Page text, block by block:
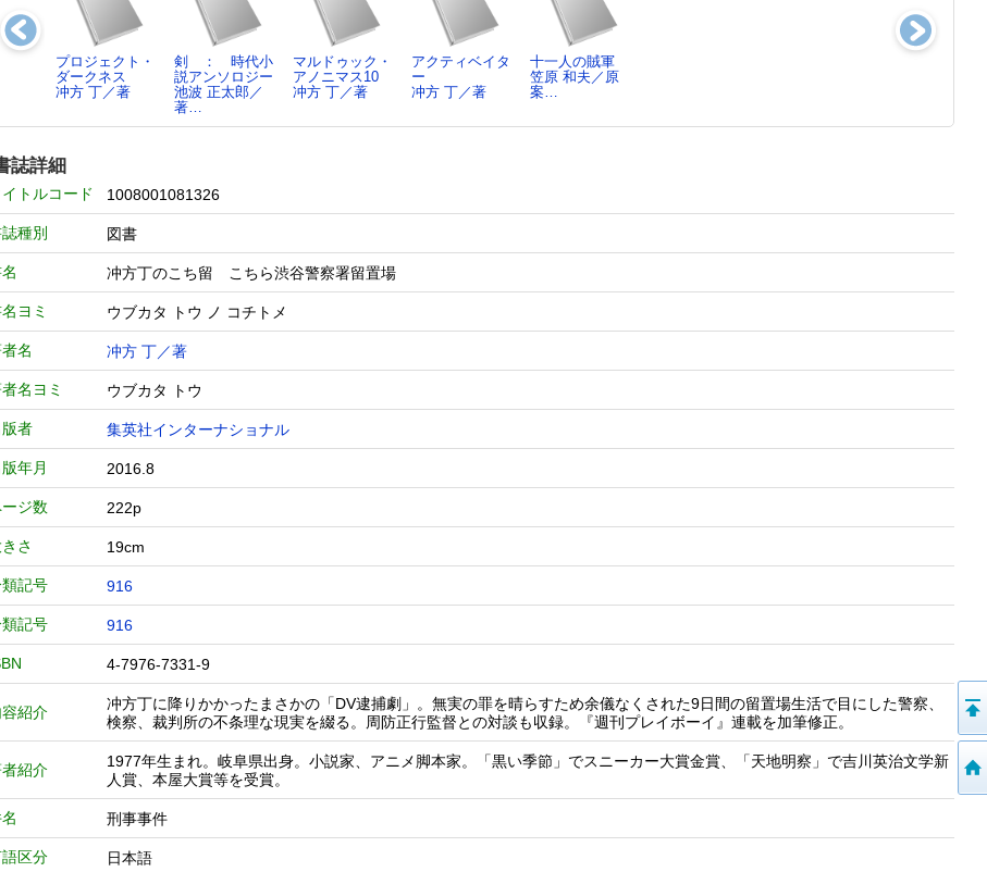
プロジェクト・
ダークネス
冲方 丁／著
剣 ： 時代小
説アンソロジー
池波 正太郎／
著…
マルドゥック・
アノニマス10
冲方 丁／著
アクティベイタ
ー
冲方 丁／著
十一人の賊軍
笠原 和夫／原
案…
誌詳細
イトルコード 1008001081326
種別 図書
冲方丁のこち留 こちら渋谷警察署留置場
ヨミ ウブカタ トウ ノ コチトメ
名 冲方 丁／著
名ヨミ ウブカタ トウ
者 集英社インターナショナル
年月 2016.8
ジ数 222p
さ 19cm
記号 916
記号 916
4-7976-7331-9
容紹介
冲方丁に降りかかったまさかの「DV逮捕劇」。無実の罪を晴らすため余儀なくされた9日間の留置場生活で目にした警察、
検察、裁判所の不条理な現実を綴る。周防正行監督との対談も収録。『週刊プレイボーイ』連載を加筆修正。
紹介
1977年生まれ。岐阜県出身。小説家、アニメ脚本家。「黒い季節」でスニーカー大賞金賞、「天地明察」で吉川英治文学新
人賞、本屋大賞等を受賞。
刑事事件
区分 日本語